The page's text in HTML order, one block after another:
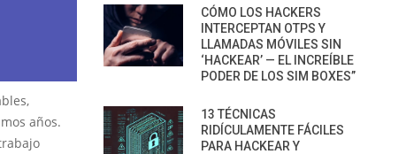
años.
CÓMO LOS HACKERS
INTERCEPTAN OTPS Y
LLAMADAS MÓVILES SIN
‘HACKEAR’ — EL INCREÍBLE
PODER DE LOS SIM BOXES”
13 TÉCNICAS
RIDÍCULAMENTE FÁCILES
PARA HACKEAR Y